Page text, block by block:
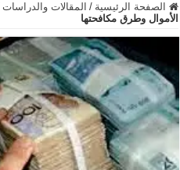
الصفحة الرئيسية / المقالات والدراسات
الأموال وطرق مكافحتها